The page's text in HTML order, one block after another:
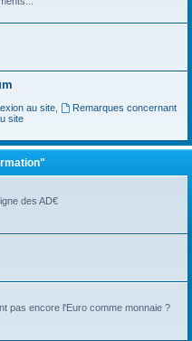
au site,
Remarques concernant
site
des AD€
pas encore l'Euro comme monnaie ?